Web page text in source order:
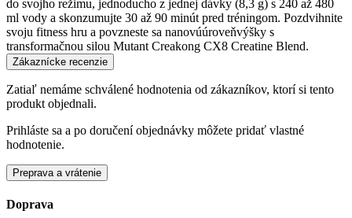
do svojho režimu, jednoducho z jednej dávky (8,3 g) s 240 až 480
ml vody a skonzumujte 30 až 90 minút pred tréningom. Pozdvihnite
svoju fitness hru a povzneste sa nanovúúroveňvýšky s
transformačnou silou Mutant Creakong CX8 Creatine Blend.
Zákaznícke recenzie
Zatiaľ nemáme schválené hodnotenia od zákazníkov, ktorí si tento
produkt objednali.
Prihláste sa a po doručení objednávky môžete pridať vlastné
hodnotenie.
Preprava a vrátenie
Doprava